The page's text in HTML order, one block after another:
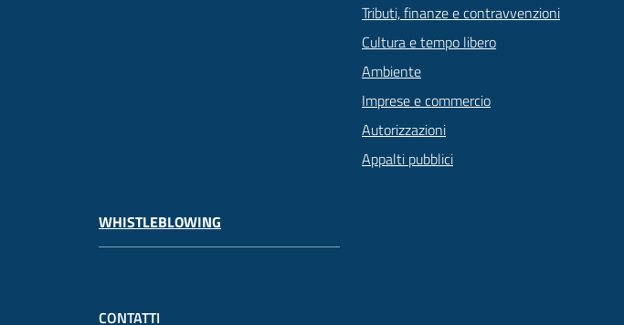
Tributi, finanze e contravvenzioni
Cultura e tempo libero
Ambiente
Imprese e commercio
Autorizzazioni
Appalti pubblici
WHISTLEBLOWING
CONTATTI